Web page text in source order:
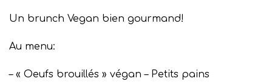
Un brunch Vegan bien gourmand!
Au menu:
– « Oeufs brouillés » végan – Petits pains